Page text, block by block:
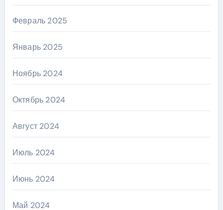
Февраль 2025
Январь 2025
Ноябрь 2024
Октябрь 2024
Август 2024
Июль 2024
Июнь 2024
Май 2024